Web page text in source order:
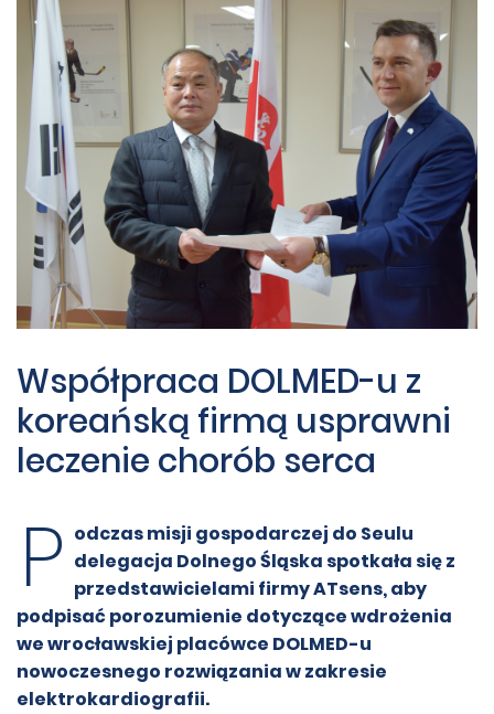
Współpraca DOLMED-u z
koreańską firmą usprawni
leczenie chorób serca
P odczas misji gospodarczej do Seulu
delegacja Dolnego Śląska spotkała się z
przedstawicielami firmy ATsens, aby
podpisać porozumienie dotyczące wdrożenia
we wrocławskiej placówce DOLMED-u
nowoczesnego rozwiązania w zakresie
elektrokardiografii.